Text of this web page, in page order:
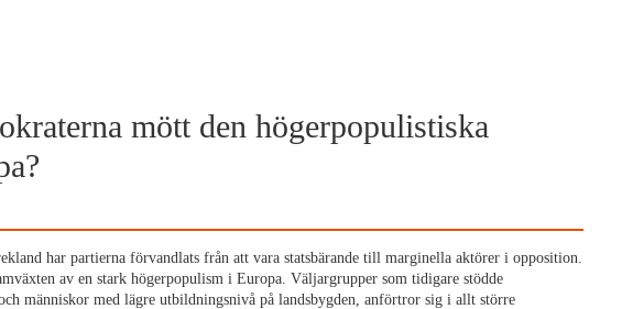
mött den högerpopulistiska
har partierna förvandlats från att vara statsbärande till marginella aktörer i opposition.
av en stark högerpopulism i Europa. Väljargrupper som tidigare stödde
människor med lägre utbildningsnivå på landsbygden, anförtror sig i allt större